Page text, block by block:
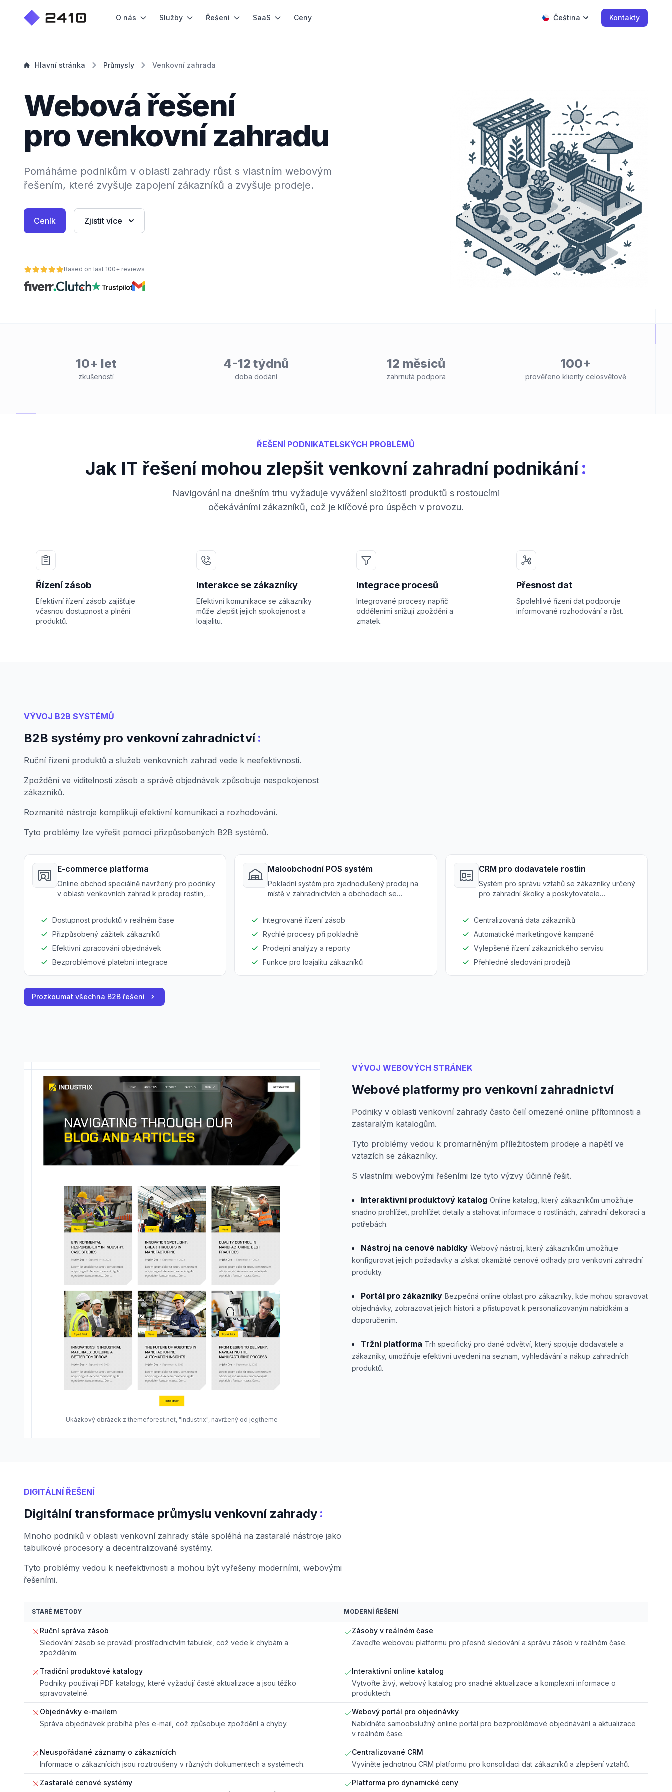
O nás Služby Řešení SaaS Ceny Čeština Kontakty
Hlavní stránka Průmysly Venkovní zahrada
Webová řešení
pro venkovní zahradu
Pomáháme podnikům v oblasti zahrady růst s vlastním webovým
řešením, které zvyšuje zapojení zákazníků a zvyšuje prodeje.
Ceník Zjistit více
Based on last 100+ reviews
10+ let
zkušeností
4-12 týdnů
doba dodání
12 měsíců
zahrnutá podpora
100+
prověřeno klienty celosvětově
ŘEŠENÍ PODNIKATELSKÝCH PROBLÉMŮ
Jak IT řešení mohou zlepšit venkovní zahradní podnikání:
Navigování na dnešním trhu vyžaduje vyvážení složitosti produktů s rostoucími
očekáváními zákazníků, což je klíčové pro úspěch v provozu.
Řízení zásob
Efektivní řízení zásob zajišťuje
včasnou dostupnost a plnění
produktů.
Interakce se zákazníky
Efektivní komunikace se zákazníky
může zlepšit jejich spokojenost a
loajalitu.
Integrace procesů
Integrované procesy napříč
odděleními snižují zpoždění a
zmatek.
Přesnost dat
Spolehlivé řízení dat podporuje
informované rozhodování a růst.
VÝVOJ B2B SYSTÉMŮ
B2B systémy pro venkovní zahradnictví :
Ruční řízení produktů a služeb venkovních zahrad vede k neefektivnosti.
Zpoždění ve viditelnosti zásob a správě objednávek způsobuje nespokojenost
zákazníků.
Rozmanité nástroje komplikují efektivní komunikaci a rozhodování.
Tyto problémy lze vyřešit pomocí přizpůsobených B2B systémů.
E-commerce platforma
Online obchod speciálně navržený pro podniky
v oblasti venkovních zahrad k prodeji rostlin,
Dostupnost produktů v reálném čase
Přizpůsobený zážitek zákazníků
Efektivní zpracování objednávek
Bezproblémové platební integrace
Maloobchodní POS systém
Pokladní systém pro zjednodušený prodej na
místě v zahradnictvích a obchodech se
Integrované řízení zásob
Rychlé procesy při pokladně
Prodejní analýzy a reporty
Funkce pro loajalitu zákazníků
CRM pro dodavatele rostlin
Systém pro správu vztahů se zákazníky určený
pro zahradní školky a poskytovatele
Centralizovaná data zákazníků
Automatické marketingové kampaně
Vylepšené řízení zákaznického servisu
Přehledné sledování prodejů
Prozkoumat všechna B2B řešení
Ukázkový obrázek z themeforest.net, "Industrix", navržený od jegtheme
VÝVOJ WEBOVÝCH STRÁNEK
Webové platformy pro venkovní zahradnictví
Podniky v oblasti venkovní zahrady často čelí omezené online přítomnosti a
zastaralým katalogům.
Tyto problémy vedou k promarněným příležitostem prodeje a napětí ve
vztazích se zákazníky.
S vlastními webovými řešeními lze tyto výzvy účinně řešit.
Interaktivní produktový katalog Online katalog, který zákazníkům umožňuje
snadno prohlížet, prohlížet detaily a stahovat informace o rostlinách, zahradní dekoraci a
potřebách.
Nástroj na cenové nabídky Webový nástroj, který zákazníkům umožňuje
konfigurovat jejich požadavky a získat okamžité cenové odhady pro venkovní zahradní
produkty.
Portál pro zákazníky Bezpečná online oblast pro zákazníky, kde mohou spravovat
objednávky, zobrazovat jejich historii a přistupovat k personalizovaným nabídkám a
doporučením.
Tržní platforma Trh specifický pro dané odvětví, který spojuje dodavatele a
zákazníky, umožňuje efektivní uvedení na seznam, vyhledávání a nákup zahradních
produktů.
DIGITÁLNÍ ŘEŠENÍ
Digitální transformace průmyslu venkovní zahrady :
Mnoho podniků v oblasti venkovní zahrady stále spoléhá na zastaralé nástroje jako
tabulkové procesory a decentralizované systémy.
Tyto problémy vedou k neefektivnosti a mohou být vyřešeny moderními, webovými
řešeními.
STARÉ METODY MODERNÍ ŘEŠENÍ
Ruční správa zásob
Sledování zásob se provádí prostřednictvím tabulek, což vede k chybám a
zpožděním.
Zásoby v reálném čase
Zaveďte webovou platformu pro přesné sledování a správu zásob v reálném čase.
Tradiční produktové katalogy
Podniky používají PDF katalogy, které vyžadují časté aktualizace a jsou těžko
spravovatelné.
Interaktivní online katalog
Vytvořte živý, webový katalog pro snadné aktualizace a komplexní informace o
produktech.
Objednávky e-mailem
Správa objednávek probíhá přes e-mail, což způsobuje zpoždění a chyby.
Webový portál pro objednávky
Nabídněte samoobslužný online portál pro bezproblémové objednávání a aktualizace
v reálném čase.
Neuspořádané záznamy o zákaznících
Informace o zákaznících jsou roztroušeny v různých dokumentech a systémech.
Centralizované CRM
Vyviněte jednotnou CRM platformu pro konsolidaci dat zákazníků a zlepšení vztahů.
Zastaralé cenové systémy
Platforma pro dynamické ceny